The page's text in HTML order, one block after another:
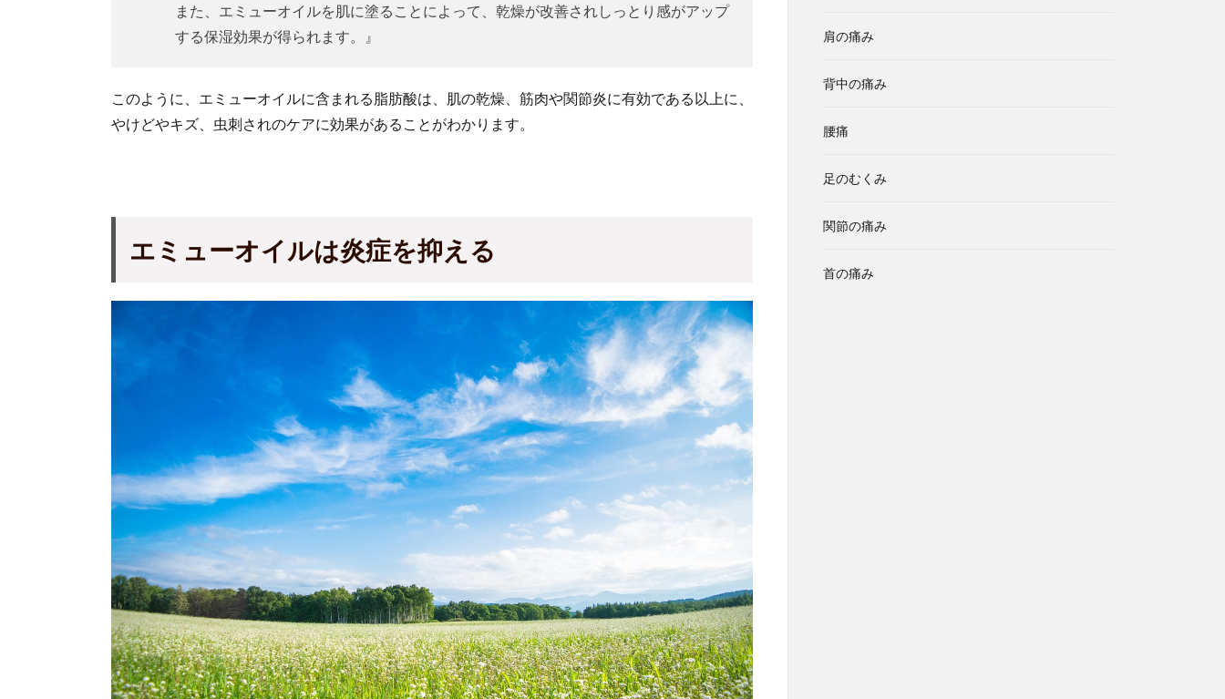
また、エミューオイルを肌に塗ることによって、乾燥が改善されしっとり感がアップ
する保湿効果が得られます。』
このように、エミューオイルに含まれる脂肪酸は、肌の乾燥、筋肉や関節炎に有効である以上に、
やけどやキズ、虫刺されのケアに効果があることがわかります。
エミューオイルは炎症を抑える
肩の痛み
背中の痛み
腰痛
足のむくみ
関節の痛み
首の痛み